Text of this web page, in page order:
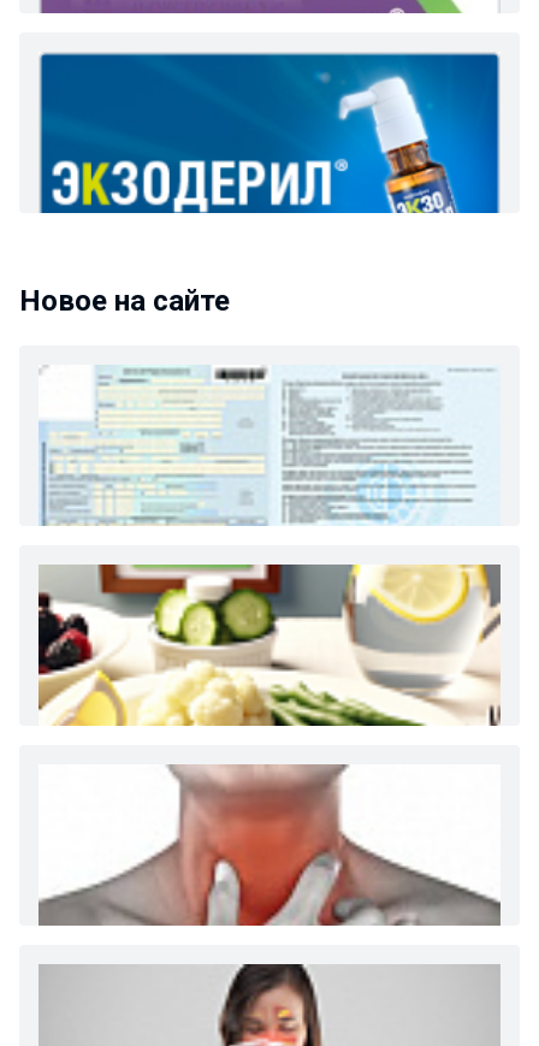
Новое на сайте
Как и сколько денег можно получить по
Диета 7 стол при заболеваниях почек (острый и